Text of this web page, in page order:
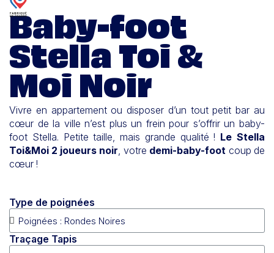
Baby-foot
Stella Toi &
Moi Noir
Vivre en appartement ou disposer d’un tout petit bar au
cœur de la ville n’est plus un frein pour s’offrir un baby-
foot Stella. Petite taille, mais grande qualité ! Le Stella
Toi&Moi 2 joueurs noir, votre demi-baby-foot coup de
cœur !
Type de poignées
Traçage Tapis